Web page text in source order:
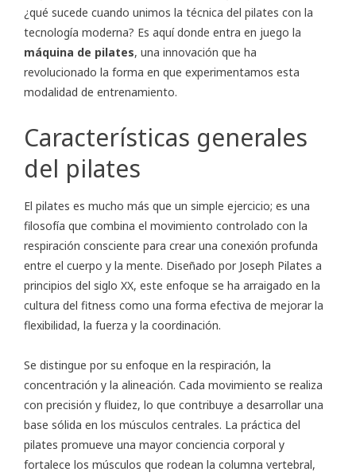
¿qué sucede cuando unimos la técnica del pilates con la
tecnología moderna? Es aquí donde entra en juego la
máquina de pilates, una innovación que ha
revolucionado la forma en que experimentamos esta
modalidad de entrenamiento.
Características generales
del pilates
El pilates es mucho más que un simple ejercicio; es una
filosofía que combina el movimiento controlado con la
respiración consciente para crear una conexión profunda
entre el cuerpo y la mente. Diseñado por Joseph Pilates a
principios del siglo XX, este enfoque se ha arraigado en la
cultura del fitness como una forma efectiva de mejorar la
flexibilidad, la fuerza y la coordinación.
Se distingue por su enfoque en la respiración, la
concentración y la alineación. Cada movimiento se realiza
con precisión y fluidez, lo que contribuye a desarrollar una
base sólida en los músculos centrales. La práctica del
pilates promueve una mayor conciencia corporal y
fortalece los músculos que rodean la columna vertebral,